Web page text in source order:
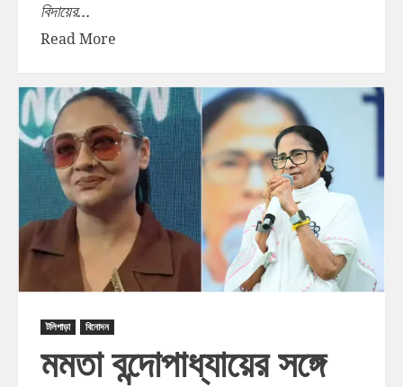
বিদায়ের...
Read More
টলিপাড়া বিনোদন
মমতা বন্দোপাধ্যায়ের সঙ্গে